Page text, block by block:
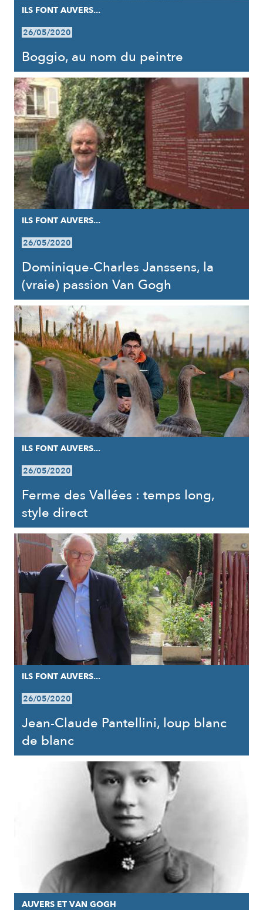
ILS FONT AUVERS...
26/05/2020
Boggio, au nom du peintre
ILS FONT AUVERS...
26/05/2020
Dominique-Charles Janssens, la
(vraie) passion Van Gogh
ILS FONT AUVERS...
26/05/2020
Ferme des Vallées : temps long,
style direct
ILS FONT AUVERS...
26/05/2020
Jean-Claude Pantellini, loup blanc
de blanc
AUVERS ET VAN GOGH